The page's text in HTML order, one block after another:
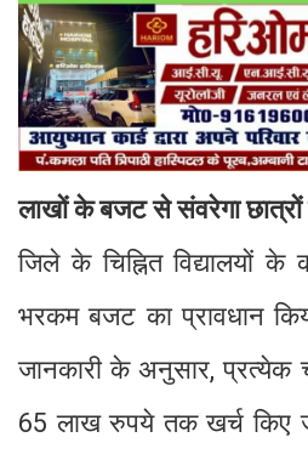
लाखों के बजट से संवरेगा छात्रों
जिले के चिह्नित विद्यालयों के
भरकम बजट का प्रावधान
जानकारी के अनुसार,
65 लाख रुपये तक खर्च किए